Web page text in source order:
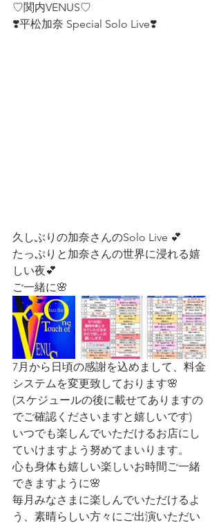
♡関内VENUS♡
❣️平松加奈 Special Solo Live❣️
久しぶりの加奈さんのSolo Live 💕
たっぷりと加奈さんの世界に浸れる嬉
しい夜💕
ご一緒に🌸
7月から日頃の感謝を込めまして、料金
システムを変更致しております🌸
(スケジュールの後に載せてありますの
でご確認くださいますと嬉しいです)
いつでも楽しんでいただけるお店にし
ていけますよう努めてまいります。
心も身体も嬉しい楽しいお時間ご一緒
できますように🌸
毎月みなさまに楽しんでいただけるよ
う、素晴らしい方々にご出演いただい